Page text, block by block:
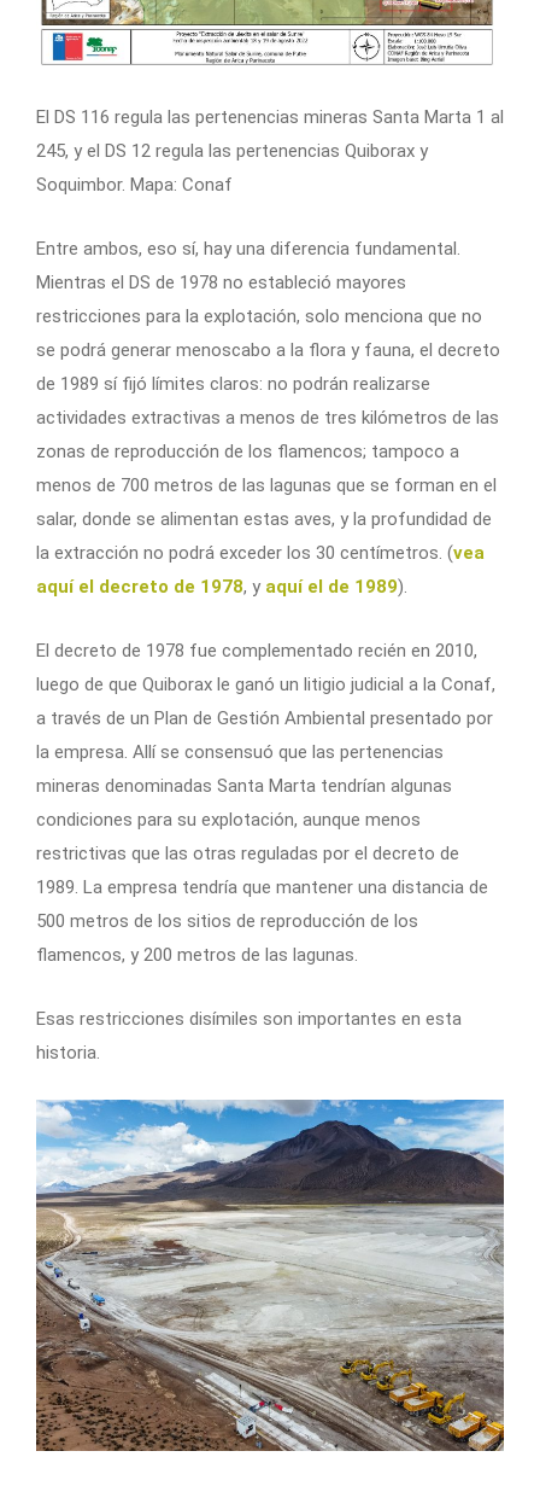
El DS 116 regula las pertenencias mineras Santa Marta 1 al
245, y el DS 12 regula las pertenencias Quiborax y
Soquimbor. Mapa: Conaf
Entre ambos, eso sí, hay una diferencia fundamental.
Mientras el DS de 1978 no estableció mayores
restricciones para la explotación, solo menciona que no
se podrá generar menoscabo a la flora y fauna, el decreto
de 1989 sí fijó límites claros: no podrán realizarse
actividades extractivas a menos de tres kilómetros de las
zonas de reproducción de los flamencos; tampoco a
menos de 700 metros de las lagunas que se forman en el
salar, donde se alimentan estas aves, y la profundidad de
la extracción no podrá exceder los 30 centímetros. (vea
aquí el decreto de 1978, y aquí el de 1989).
El decreto de 1978 fue complementado recién en 2010,
luego de que Quiborax le ganó un litigio judicial a la Conaf,
a través de un Plan de Gestión Ambiental presentado por
la empresa. Allí se consensuó que las pertenencias
mineras denominadas Santa Marta tendrían algunas
condiciones para su explotación, aunque menos
restrictivas que las otras reguladas por el decreto de
1989. La empresa tendría que mantener una distancia de
500 metros de los sitios de reproducción de los
flamencos, y 200 metros de las lagunas.
Esas restricciones disímiles son importantes en esta
historia.